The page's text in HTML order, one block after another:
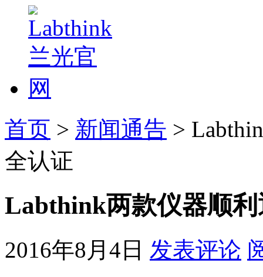
首页 > 新闻通告 >
全认证
Labthink两款仪器顺
2016年8月4日 发表评论